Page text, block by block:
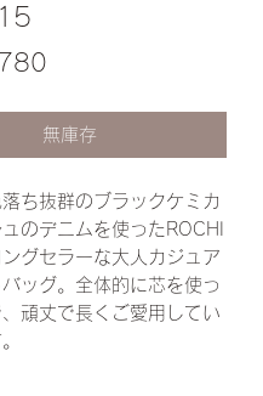
無庫存
ち抜群のブラックケミカ
のデニムを使ったROCHI
グセラーな大人カジュア
ッグ。全体的に芯を使っ
頑丈で長くご愛用してい